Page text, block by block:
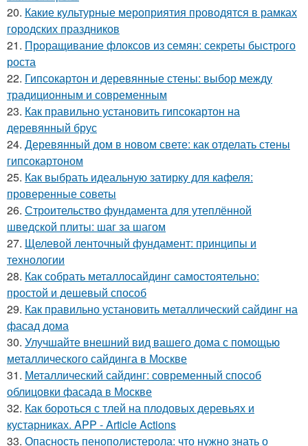
20. Какие культурные мероприятия проводятся в рамках
городских праздников
21. Проращивание флоксов из семян: секреты быстрого
роста
22. Гипсокартон и деревянные стены: выбор между
традиционным и современным
23. Как правильно установить гипсокартон на
деревянный брус
24. Деревянный дом в новом свете: как отделать стены
гипсокартоном
25. Как выбрать идеальную затирку для кафеля:
проверенные советы
26. Строительство фундамента для утеплённой
шведской плиты: шаг за шагом
27. Щелевой ленточный фундамент: принципы и
технологии
28. Как собрать металлосайдинг самостоятельно:
простой и дешевый способ
29. Как правильно установить металлический сайдинг на
фасад дома
30. Улучшайте внешний вид вашего дома с помощью
металлического сайдинга в Москве
31. Металлический сайдинг: современный способ
облицовки фасада в Москве
32. Как бороться с тлей на плодовых деревьях и
кустарниках. APP - Article Actions
33. Опасность пенополистерола: что нужно знать о